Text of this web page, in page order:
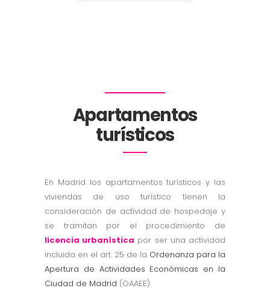
Apartamentos
turísticos
En Madrid los apartamentos turísticos y las
viviendas de uso turístico tienen la
consideración de actividad de hospedaje y
se tramitan por el procedimiento de
licencia urbanística por ser una actividad
incluida en el art. 25 de la Ordenanza para la
Apertura de Actividades Económicas en la
Ciudad de Madrid (OAAEE).